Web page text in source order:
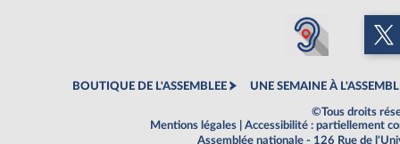
BOUTIQUE DE L'ASSEMBLEE UNE SEMAINE À
©Tous droits
Mentions légales
Accessibilité : partiellement
Assemblée nationale - 126 Rue de